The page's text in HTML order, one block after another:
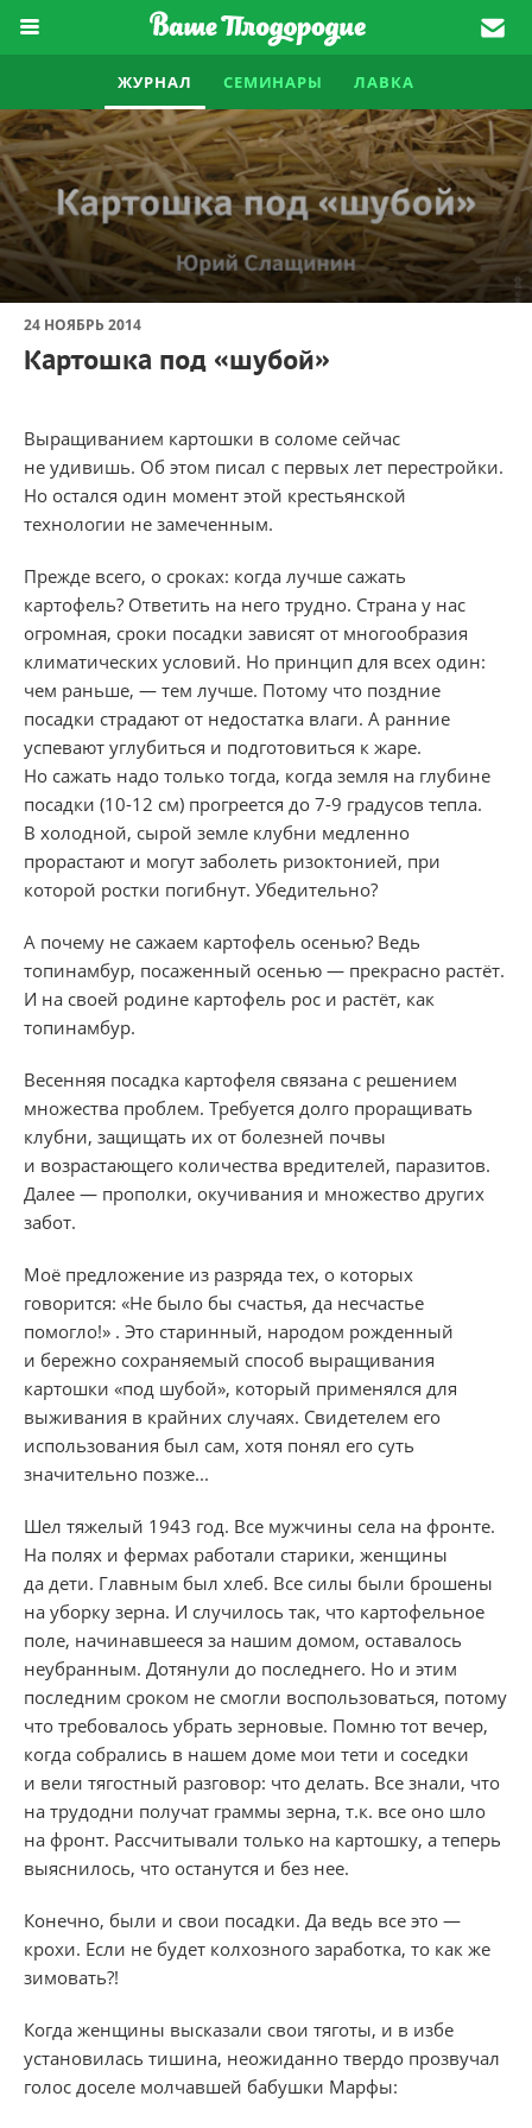
ЖУРНАЛ СЕМИНАРЫ ЛАВКА
24 НОЯБРЬ 2014
Картошка под «шубой»
Выращиванием картошки в соломе сейчас
не удивишь. Об этом писал с первых лет перестройки.
Но остался один момент этой крестьянской
технологии не замеченным.
Прежде всего, о сроках: когда лучше сажать
картофель? Ответить на него трудно. Страна у нас
огромная, сроки посадки зависят от многообразия
климатических условий. Но принцип для всех один:
чем раньше, — тем лучше. Потому что поздние
посадки страдают от недостатка влаги. А ранние
успевают углубиться и подготовиться к жаре.
Но сажать надо только тогда, когда земля на глубине
посадки (10-12 см) прогреется до 7-9 градусов тепла.
В холодной, сырой земле клубни медленно
прорастают и могут заболеть ризоктонией, при
которой ростки погибнут. Убедительно?
А почему не сажаем картофель осенью? Ведь
топинамбур, посаженный осенью — прекрасно растёт.
И на своей родине картофель рос и растёт, как
топинамбур.
Весенняя посадка картофеля связана с решением
множества проблем. Требуется долго проращивать
клубни, защищать их от болезней почвы
и возрастающего количества вредителей, паразитов.
Далее — прополки, окучивания и множество других
забот.
Моё предложение из разряда тех, о которых
говорится: «Не было бы счастья, да несчастье
помогло!» . Это старинный, народом рожденный
и бережно сохраняемый способ выращивания
картошки «под шубой», который применялся для
выживания в крайних случаях. Свидетелем его
использования был сам, хотя понял его суть
значительно позже...
Шел тяжелый 1943 год. Все мужчины села на фронте.
На полях и фермах работали старики, женщины
да дети. Главным был хлеб. Все силы были брошены
на уборку зерна. И случилось так, что картофельное
поле, начинавшееся за нашим домом, оставалось
неубранным. Дотянули до последнего. Но и этим
последним сроком не смогли воспользоваться, потому
что требовалось убрать зерновые. Помню тот вечер,
когда собрались в нашем доме мои тети и соседки
и вели тягостный разговор: что делать. Все знали, что
на трудодни получат граммы зерна, т.к. все оно шло
на фронт. Рассчитывали только на картошку, а теперь
выяснилось, что останутся и без нее.
Конечно, были и свои посадки. Да ведь все это —
крохи. Если не будет колхозного заработка, то как же
зимовать?!
Когда женщины высказали свои тяготы, и в избе
установилась тишина, неожиданно твердо прозвучал
голос доселе молчавшей бабушки Марфы: